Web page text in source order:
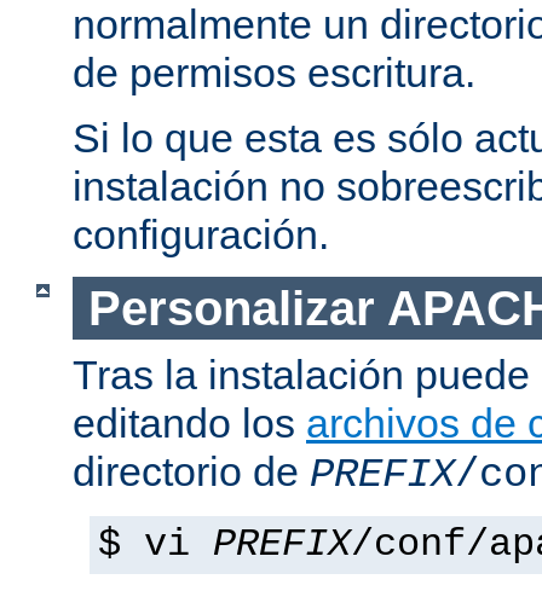
normalmente un
de permisos escritura.
Si lo que esta es sólo
instalación no
configuración.
Personalizar
Tras la instalación
editando los archivos de
directorio de PREFIX/
$ vi PREFIX/conf/